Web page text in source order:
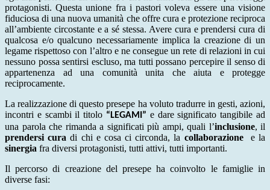
protagonisti. Questa unione fra i pastori voleva essere una visione
fiduciosa di una nuova umanità che offre cura e protezione reciproca
all’ambiente circostante e a sé stessa. Avere cura e prendersi cura di
qualcosa e/o qualcuno necessariamente implica la creazione di un
legame rispettoso con l’altro e ne consegue un rete di relazioni in cui
nessuno possa sentirsi escluso, ma tutti possano percepire il senso di
appartenenza ad una comunità unita che aiuta e protegge
reciprocamente.
La realizzazione di questo presepe ha voluto tradurre in gesti, azioni,
incontri e scambi il titolo “LEGAMI” e dare significato tangibile ad
una parola che rimanda a significati più ampi, quali l’inclusione, il
prendersi cura di chi e cosa ci circonda, la collaborazionee la
sinergia fra diversi protagonisti, tutti attivi, tutti importanti.
Il percorso di creazione del presepe ha coinvolto le famiglie in
diverse fasi: